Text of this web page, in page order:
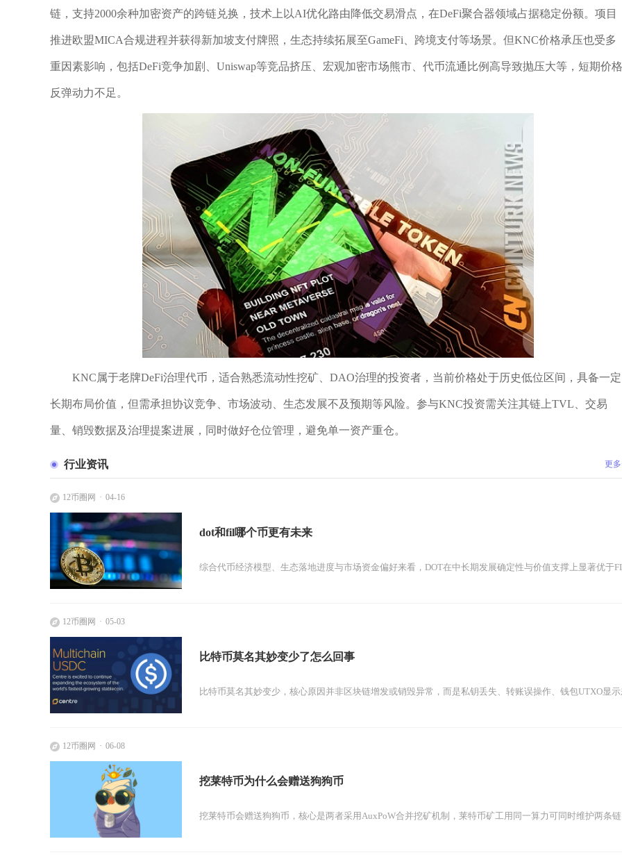
链，支持2000余种加密资产的跨链兑换，技术上以AI优化路由降低交易滑点，在DeFi聚合器领域占据稳定份额。项目
推进欧盟MICA合规进程并获得新加坡支付牌照，生态持续拓展至GameFi、跨境支付等场景。但KNC价格承压也受多
重因素影响，包括DeFi竞争加剧、Uniswap等竞品挤压、宏观加密市场熊市、代币流通比例高导致抛压大等，短期价格
反弹动力不足。
KNC属于老牌DeFi治理代币，适合熟悉流动性挖矿、DAO治理的投资者，当前价格处于历史低位区间，具备一定
长期布局价值，但需承担协议竞争、市场波动、生态发展不及预期等风险。参与KNC投资需关注其链上TVL、交易
量、销毁数据及治理提案进展，同时做好仓位管理，避免单一资产重仓。
行业资讯 更
12币圈网 04-16
dot和fil哪个币更有未来
综合代币经济模型、生态落地进度与市场资金偏好来看，DOT在中长期发展确定性与价值支撑上显著优于
12币圈网 05-03
比特币莫名其妙变少了怎么回事
比特币莫名其妙变少，核心原因并非区块链增发或销毁异常，而是私钥丢失、转账误操作、钱包UTXO显示
12币圈网 06-08
挖莱特币为什么会赠送狗狗币
挖莱特币会赠送狗狗币，核心是两者采用AuxPoW合并挖矿机制，莱特币矿工用同一算力可同时维护两条链